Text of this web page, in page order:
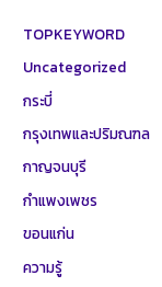
TOPKEYWORD
Uncategorized
กระบี่
กรุงเทพและปริมณฑล
กาญจนบุรี
กำแพงเพชร
ขอนแก่น
ความรู้